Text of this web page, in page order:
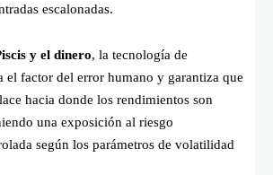
escalonadas.
y el dinero, la tecnología de
el factor del error humano y garantiza que
hacia donde los rendimientos son
una exposición al riesgo
según los parámetros de volatilidad